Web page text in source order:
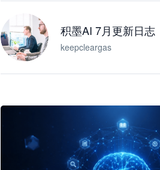
积墨AI 7月更新日志
keepcleargas